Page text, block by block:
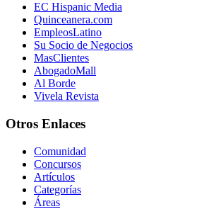
EC Hispanic Media
Quinceanera.com
EmpleosLatino
Su Socio de Negocios
MasClientes
AbogadoMall
Al Borde
Vivela Revista
Otros Enlaces
Comunidad
Concursos
Artículos
Categorías
Áreas